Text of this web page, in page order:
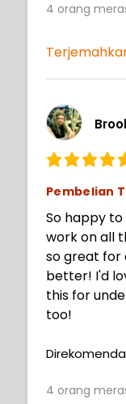
4 orang
Pembelian
So happy
work on all
so great for
better! I'd
this for
too!
4 orang